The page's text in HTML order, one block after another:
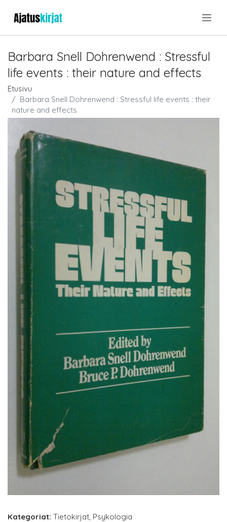
Barbara Snell Dohrenwend : Stressful
life events : their nature and effects
Etusivu
Barbara Snell Dohrenwend : Stressful life events : their
nature and effects
Kategoriat: Tietokirjat Psykologia